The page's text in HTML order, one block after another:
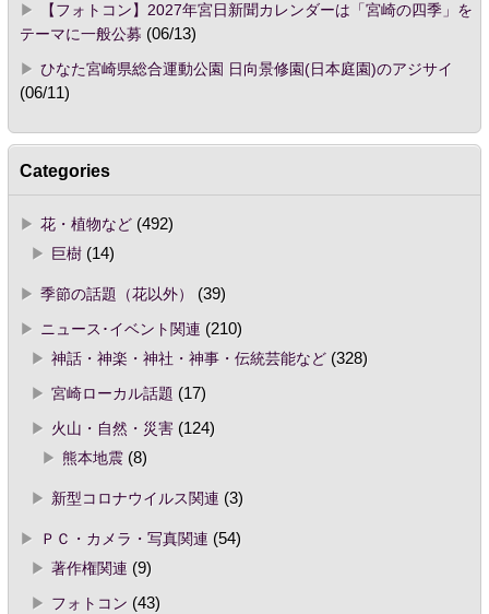
【フォトコン】2027年宮日新聞カレンダーは「宮崎の四季」を
テーマに一般公募 (06/13)
ひなた宮崎県総合運動公園 日向景修園(日本庭園)のアジサイ
(06/11)
Categories
花・植物など(492)
巨樹(14)
季節の話題（花以外）
(39)
ニュース･イベント関連 (210)
神話・神楽・神社・神事・伝統芸能など(328)
宮崎ローカル話題 (17)
火山・自然・災害(124)
熊本地震(8)
新型コロナウイルス関連 (3)
ＰＣ・カメラ・写真関連 (54)
著作権関連 (9)
フォトコン (43)